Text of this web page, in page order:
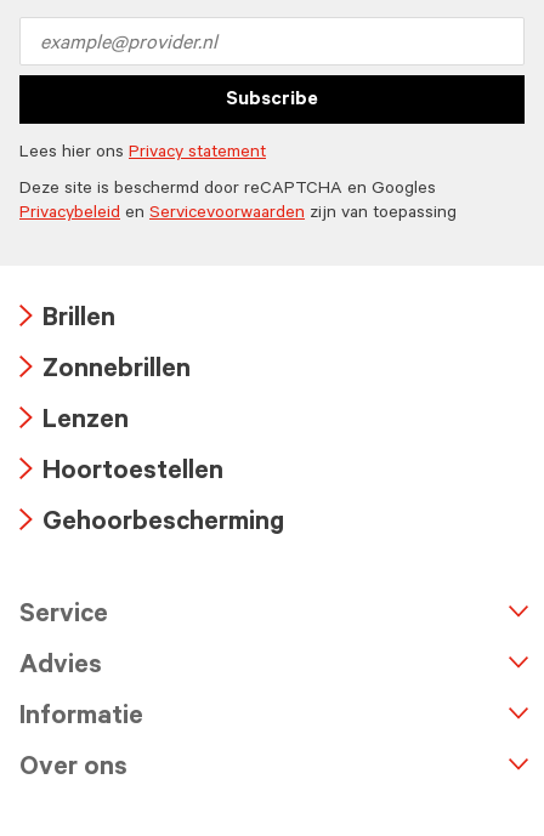
address
Subscribe
Lees hier ons Privacy statement
Deze site is beschermd door reCAPTCHA en Googles
Privacybeleid en Servicevoorwaarden zijn van toepassing
icon
Brillen
icon
Zonnebrillen
icon
Lenzen
icon
Hoortoestellen
Gehoorbescherming
Service
Advies
Informatie
Over ons